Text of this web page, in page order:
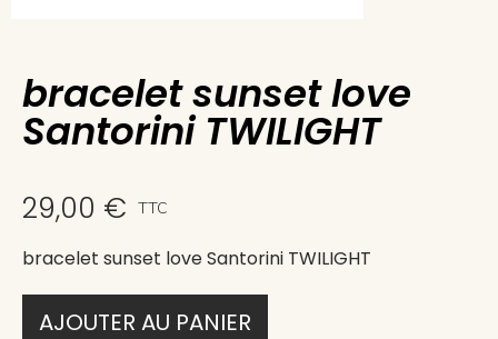
bracelet sunset love
Santorini TWILIGHT
29,00 € TTC
bracelet sunset love Santorini TWILIGHT
AJOUTER AU PANIER